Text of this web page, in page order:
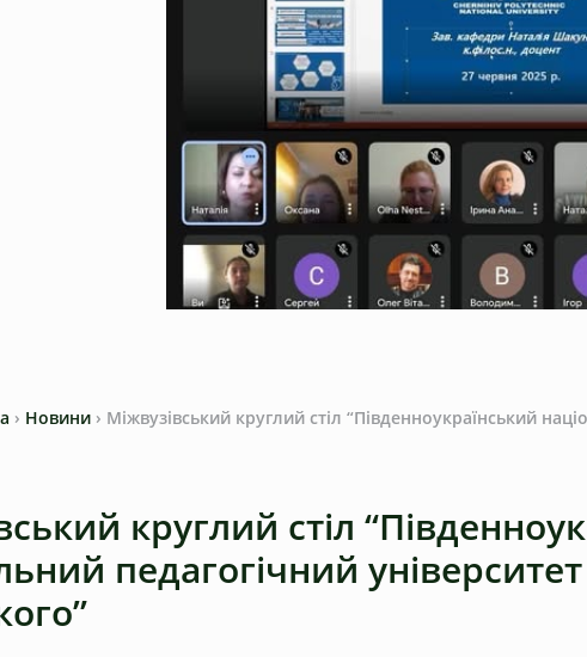
› Новини › Міжвузівський круглий стіл “Південноукраїнський
круглий стіл
педагогічний